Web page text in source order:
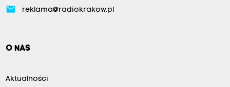
email reklama@radiokrakow.pl
O NAS
Aktualności